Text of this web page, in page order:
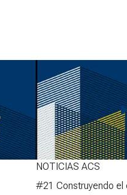
NOTICIAS ACS
#21 Construyendo el